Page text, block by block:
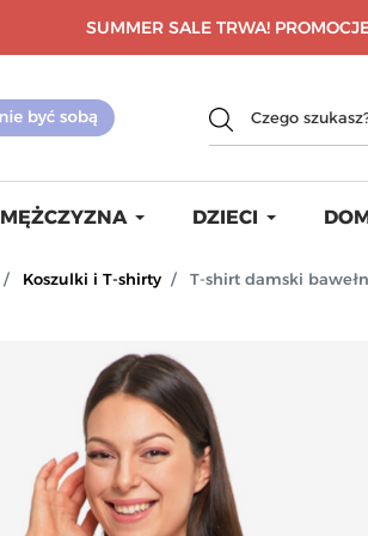
SUMMER SALE TRWA!
MĘŻCZYZNA DZIECI
Koszulki i T-shirty T-shirt damski